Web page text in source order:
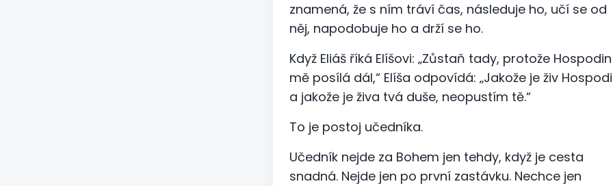
znamená, že s ním tráví čas, následuje ho, učí se od
něj, napodobuje ho a drží se ho.
Když Eliáš říká Elíšovi: „Zůstaň tady, protože Hospodin
mě posílá dál,“ Elíša odpovídá: „Jakože je živ
a jakože je živa tvá duše, neopustím tě.“
To je postoj učedníka.
Učedník nejde za Bohem jen tehdy, když je cesta
snadná. Nejde jen po první zastávku. Nechce jen